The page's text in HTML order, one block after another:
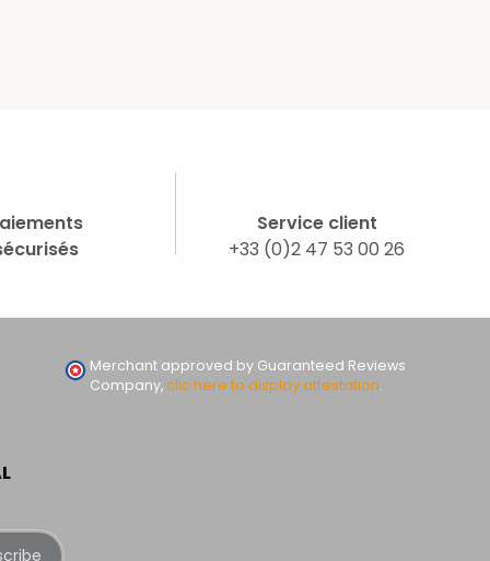
Service client
+33 (0)2 47 53 00 26
Merchant approved by Guaranteed Reviews
Company,clic here to display attestation.